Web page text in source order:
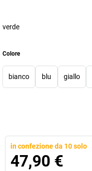
verde
Colore
bianco blu giallo
in confezione da 10 solo
47,90 €